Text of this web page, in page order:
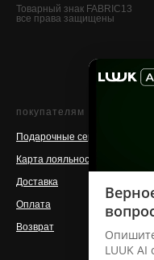
Товарный знак FABRIC13
все права защищены
покупателям
Подарочные сертификаты
Карта лояльности
Доставка
Оплата
Возврат